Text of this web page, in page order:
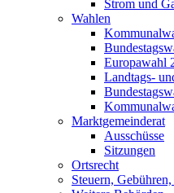
Strom und
Wahlen
Europawahl
Landtags-
Marktgemeinderat
Ausschüsse
Sitzungen
Ortsrecht
Steuern,